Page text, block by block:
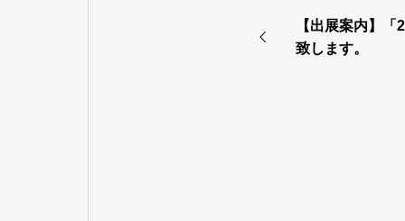
【出展案内】
致します。